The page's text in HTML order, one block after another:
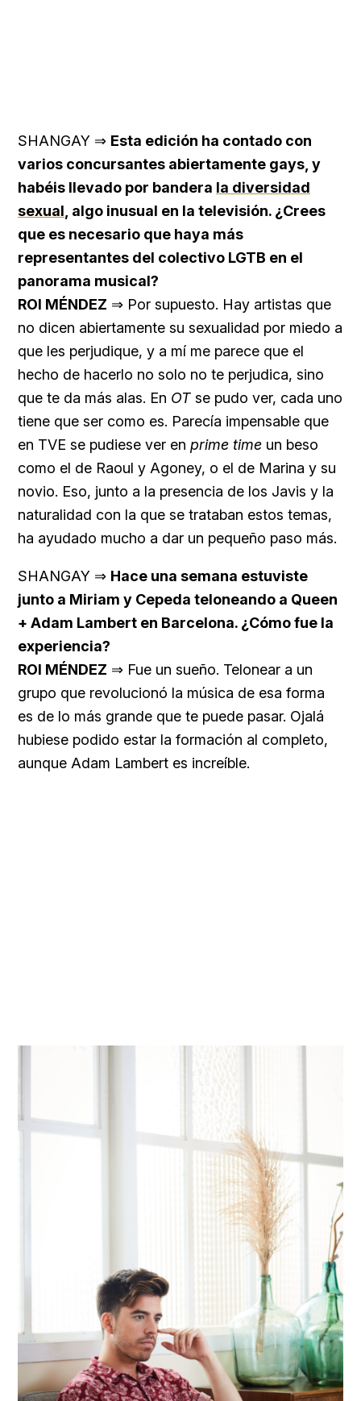
SHANGAY ⇒ Esta edición ha contado con
varios concursantes abiertamente gays, y
habéis llevado por bandera la diversidad
sexual, algo inusual en la televisión. ¿Crees
que es necesario que haya más
representantes del colectivo LGTB en el
panorama musical?
ROI MÉNDEZ ⇒ Por supuesto. Hay artistas que
no dicen abiertamente su sexualidad por miedo a
que les perjudique, y a mí me parece que el
hecho de hacerlo no solo no te perjudica, sino
que te da más alas. En OT se pudo ver, cada uno
tiene que ser como es. Parecía impensable que
en TVE se pudiese ver en prime time un beso
como el de Raoul y Agoney, o el de Marina y su
novio. Eso, junto a la presencia de los Javis y la
naturalidad con la que se trataban estos temas,
ha ayudado mucho a dar un pequeño paso más.
SHANGAY ⇒ Hace una semana estuviste
junto a Miriam y Cepeda teloneando a Queen
+ Adam Lambert en Barcelona. ¿Cómo fue la
experiencia?
ROI MÉNDEZ ⇒ Fue un sueño. Telonear a un
grupo que revolucionó la música de esa forma
es de lo más grande que te puede pasar. Ojalá
hubiese podido estar la formación al completo,
aunque Adam Lambert es increíble.